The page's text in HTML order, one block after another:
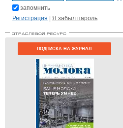
запомнить
Регистрация | Я забыл пароль
ПОДПИСКА НА ЖУРНАЛ